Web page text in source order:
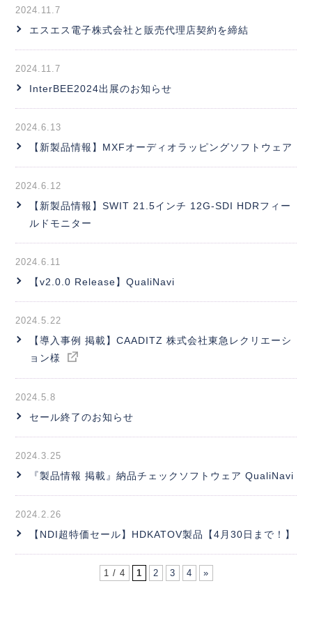
2024.11.7
エスエス電子株式会社と販売代理店契約を締結
2024.11.7
InterBEE2024出展のお知らせ
2024.6.13
【新製品情報】MXFオーディオラッピングソフトウェア
2024.6.12
【新製品情報】SWIT 21.5インチ 12G-SDI HDRフィー
ルドモニター
2024.6.11
【v2.0.0 Release】QualiNavi
2024.5.22
【導入事例 掲載】CAADITZ 株式会社東急レクリエーシ
ョン様
2024.5.8
セール終了のお知らせ
2024.3.25
『製品情報 掲載』納品チェックソフトウェア QualiNavi
2024.2.26
【NDI超特価セール】HDKATOV製品【4月30日まで！】
1 / 4 1 2 3 4 »